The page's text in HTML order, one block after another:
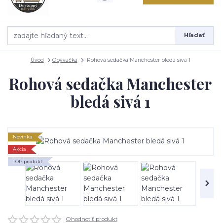
Hľadať
Úvod Obývačka Rohová sedačka Manchester bledá sivá 1
Rohová sedačka Manchester
bledá sivá 1
Novinka
Akcia
TOP produkt
Ohodnotiť produkt